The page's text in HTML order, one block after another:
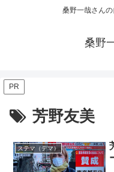
桑野一哉さんの
桑野
PR
芳野友美
ステマ（デマ）